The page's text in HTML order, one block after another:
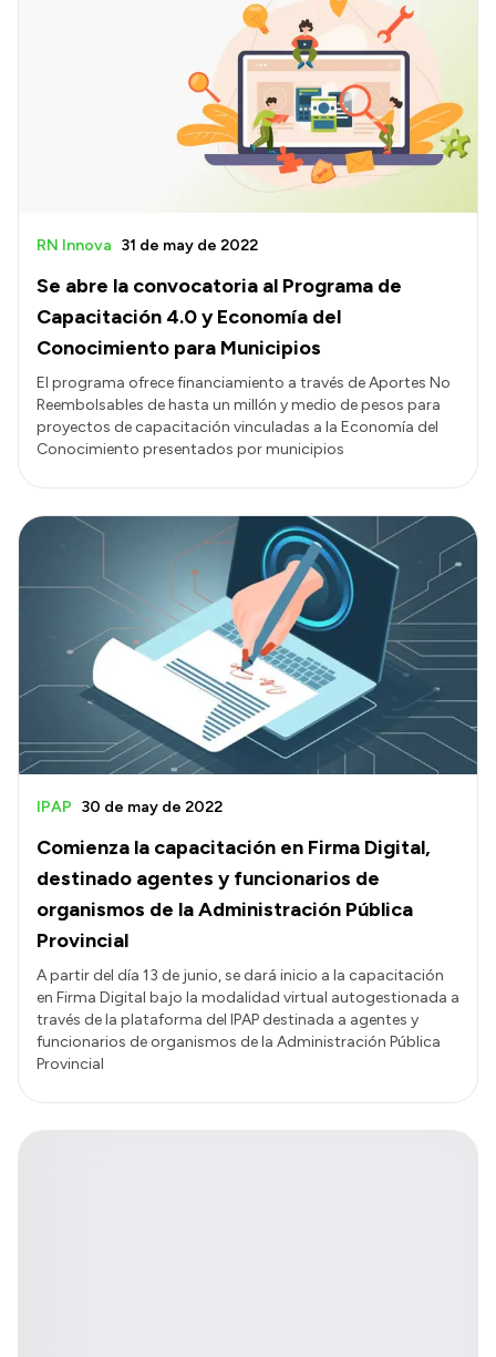
Se abre la convocatoria al Programa de
Capacitación 4.0 y Economía del
Conocimiento para Municipios
RN Innova 31 de may de 2022
El programa ofrece financiamiento a través de Aportes No
Reembolsables de hasta un millón y medio de pesos para
proyectos de capacitación vinculadas a la Economía del
Conocimiento presentados por municipios
Comienza la capacitación en Firma Digital,
destinado agentes y funcionarios de
organismos de la Administración Pública
Provincial
IPAP 30 de may de 2022
A partir del día 13 de junio, se dará inicio a la capacitación
en Firma Digital bajo la modalidad virtual autogestionada a
través de la plataforma del IPAP destinada a agentes y
funcionarios de organismos de la Administración Pública
Provincial